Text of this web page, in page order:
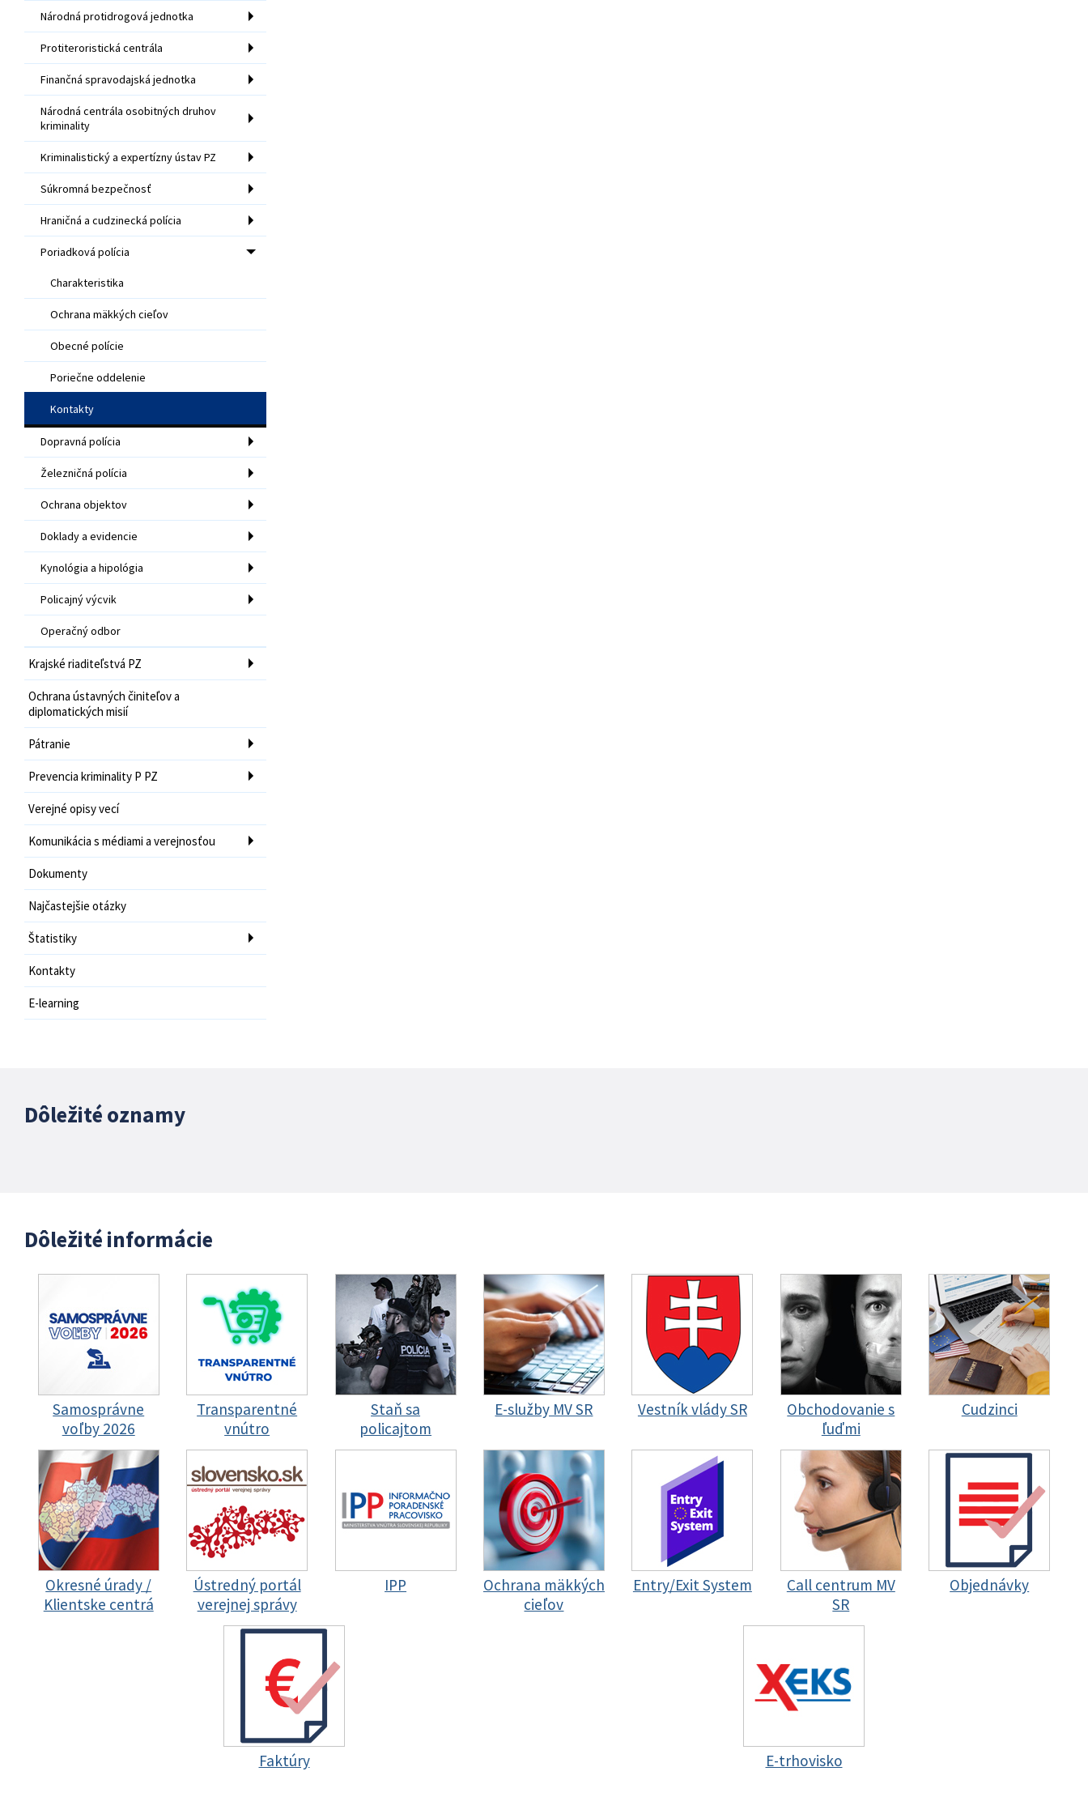
Národná protidrogová jednotka
Protiteroristická centrála
Finančná spravodajská jednotka
Národná centrála osobitných druhov
kriminality
Kriminalistický a expertízny ústav PZ
Súkromná bezpečnosť
Hraničná a cudzinecká polícia
Poriadková polícia
Charakteristika
Ochrana mäkkých cieľov
Obecné polície
Poriečne oddelenie
Kontakty
Dopravná polícia
Železničná polícia
Ochrana objektov
Doklady a evidencie
Kynológia a hipológia
Policajný výcvik
Operačný odbor
Krajské riaditeľstvá PZ
Ochrana ústavných činiteľov a
diplomatických misií
Pátranie
Prevencia kriminality P PZ
Verejné opisy vecí
Komunikácia s médiami a verejnosťou
Dokumenty
Najčastejšie otázky
Štatistiky
Kontakty
E-learning
Dôležité oznamy
Dôležité informácie
Samosprávne
voľby 2026
Transparentné
vnútro
Staň sa
policajtom
E-služby MV SR Vestník vlády SR
Obchodovanie s
ľuďmi
Cudzinci
Okresné úrady /
Klientske centrá
Ústredný portál
verejnej správy
IPP
Ochrana mäkkých
cieľov
Entry/Exit System
Call centrum MV
SR
Objednávky
Faktúry E-trhovisko